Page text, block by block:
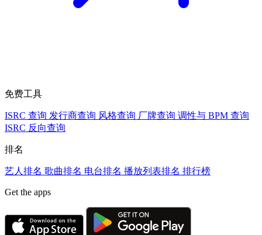
免费工具
ISRC 查询 发行商查询 风格查询 厂牌查询 调性与 BPM 查询
ISRC 反向查询
排名
艺人排名 歌曲排名 电台排名 播放列表排名 排行榜
Get the apps